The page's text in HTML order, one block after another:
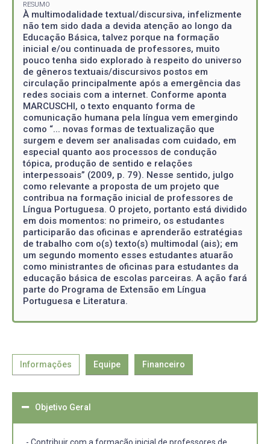
RESUMO
À multimodalidade textual/discursiva, infelizmente
não tem sido dada a devida atenção ao longo da
Educação Básica, talvez porque na formação
inicial e/ou continuada de professores, muito
pouco tenha sido explorado à respeito do universo
de gêneros textuais/discursivos postos em
circulação principalmente após a emergência das
redes sociais com a internet. Conforme aponta
MARCUSCHI, o texto enquanto forma de
comunicação humana pela língua vem emergindo
como “... novas formas de textualização que
surgem e devem ser analisadas com cuidado, em
especial quanto aos processos de condução
tópica, produção de sentido e relações
interpessoais” (2009, p. 79). Nesse sentido, julgo
como relevante a proposta de um projeto que
contribua na formação inicial de professores de
Língua Portuguesa. O projeto, portanto está dividido
em dois momentos: no primeiro, os estudantes
participarão das oficinas e aprenderão estratégias
de trabalho com o(s) texto(s) multimodal (ais); em
um segundo momento esses estudantes atuarão
como ministrantes de oficinas para estudantes da
educação básica de escolas parceiras. A ação fará
parte do Programa de Extensão em Língua
Portuguesa e Literatura.
Informações Equipe Financeiro
Objetivo Geral
- Contribuir com a formação inicial de professores de